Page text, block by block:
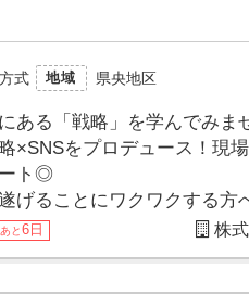
式 地域 県央地区
ある「戦略」を学んでみま
×SNSをプロデュース！現
ト◎
げることにワクワクする方
あと6日 株